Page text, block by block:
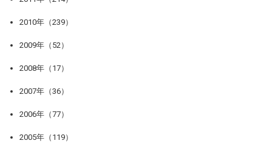
2010年（239）
2009年（52）
2008年（17）
2007年（36）
2006年（77）
2005年（119）